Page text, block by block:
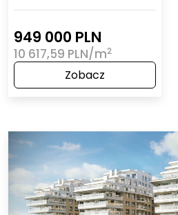
949 000 PLN
10 617,59 PLN/m2
Zobacz